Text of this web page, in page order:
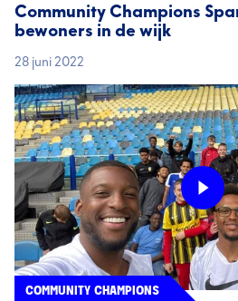
Community Champions
bewoners in de wijk
28 juni 2022
COMMUNITY CHAMPIONS